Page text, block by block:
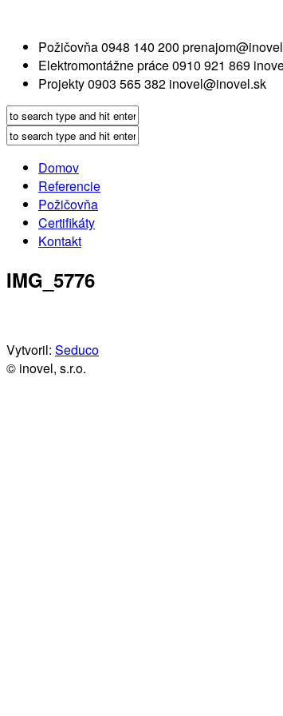
Požičovňa0948 140 200
Elektromontážne práce0910 921 869
Projekty0903 565 382 inovel@inovel.sk
Domov
Referencie
Požičovňa
Certifikáty
Kontakt
IMG_5776
Vytvoril: Seduco
© inovel, s.r.o.